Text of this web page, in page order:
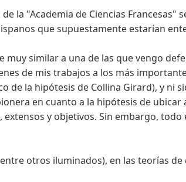
la "Academia de Ciencias Francesas"
que supuestamente estarían
muy similar a una de las que vengo
de mis trabajos a los más
de la hipótesis de Collina Girard), y ni
en cuanto a la hipótesis de ubicar
y objetivos. Sin embargo, todo
otros iluminados), en las teorías